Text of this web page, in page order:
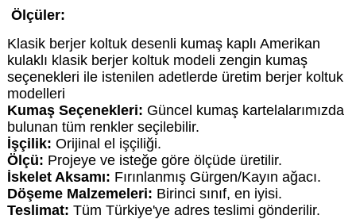
Ölçüler:
Klasik berjer koltuk desenli kumaş kaplı Amerikan
kulaklı klasik berjer koltuk modeli zengin kumaş
seçenekleri ile istenilen adetlerde üretim berjer koltuk
modelleri
Kumaş Seçenekleri: Güncel kumaş kartelalarımızda
bulunan tüm renkler seçilebilir.
İşçilik: Orijinal el işçiliği.
Ölçü: Projeye ve isteğe göre ölçüde üretilir.
İskelet Aksamı: Fırınlanmış Gürgen/Kayın ağacı.
Döşeme Malzemeleri: Birinci sınıf, en iyisi.
Teslimat: Tüm Türkiye'ye adres teslimi gönderilir.